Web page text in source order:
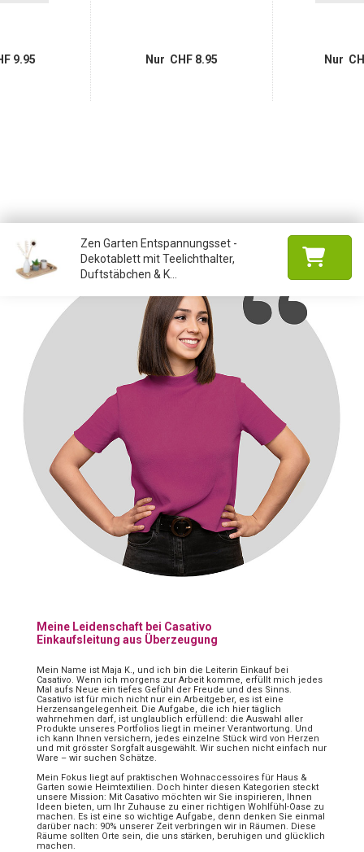
9.95 Nur CHF 8.95 Nur
Zen Garten Entspannungsset -
Dekotablett mit Teelichthalter,
Duftstäbchen & K...
Meine Leidenschaft bei Casativo
Einkaufsleitung aus Überzeugung
Mein Name ist Maja K., und ich bin die Leiterin Einkauf bei
Casativo. Wenn ich morgens zur Arbeit komme, erfüllt mich jedes
Mal aufs Neue ein tiefes Gefühl der Freude und des Sinns.
Casativo ist für mich nicht nur ein Arbeitgeber, es ist eine
Herzensangelegenheit. Die Aufgabe, die ich hier täglich
wahrnehmen darf, ist unglaublich erfüllend: die Auswahl aller
Produkte unseres Portfolios liegt in meiner Verantwortung. Und
ich kann Ihnen versichern, jedes einzelne Stück wird von Herzen
und mit grösster Sorgfalt ausgewählt. Wir suchen nicht einfach nur
Ware – wir suchen Schätze.
Mein Fokus liegt auf praktischen Wohnaccessoires für Haus &
Garten sowie Heimtextilien. Doch hinter diesen Kategorien steckt
unsere Mission: Mit Casativo möchten wir Sie inspirieren, Ihnen
Ideen bieten, um Ihr Zuhause zu einer richtigen Wohlfühl-Oase zu
machen. Es ist eine so wichtige Aufgabe, denn denken Sie einmal
darüber nach: 90% unserer Zeit verbringen wir in Räumen. Diese
Räume sollten Orte sein, die uns stärken, beruhigen und glücklich
machen.